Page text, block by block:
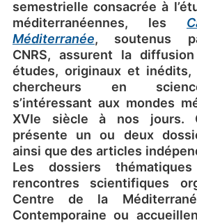
semestrielle consacrée à
méditerranéennes, les
Méditerranée, soutenus
CNRS, assurent la
études, originaux et inédits,
chercheurs en
s’intéressant aux mondes
XVIe siècle à nos jours.
présente un ou deux
ainsi que des articles
Les dossiers
rencontres scientifiques
Centre de la
Contemporaine ou